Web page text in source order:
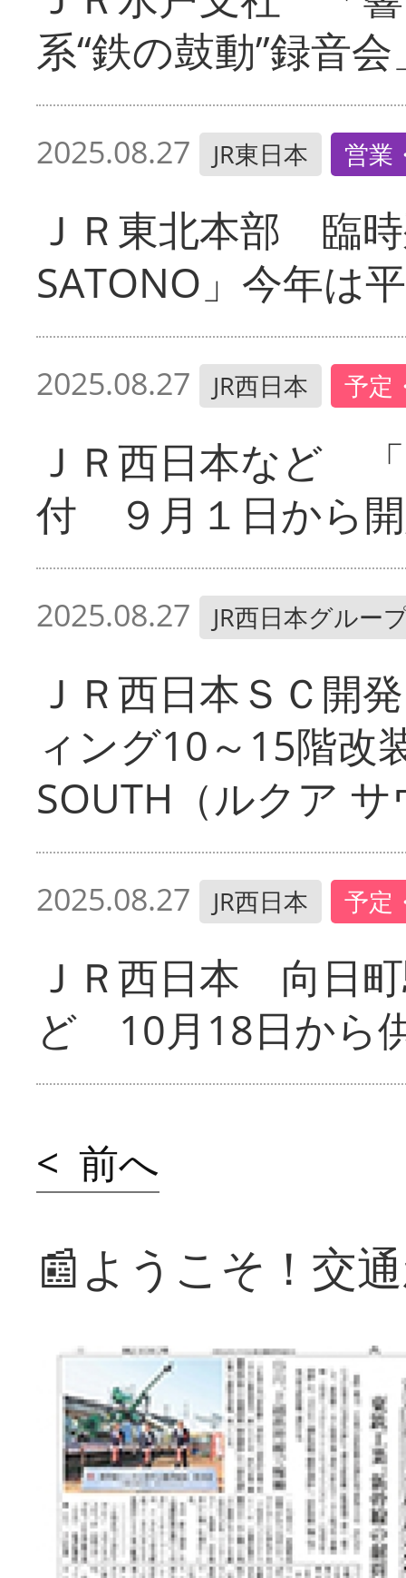
系“鉄の鼓動”録音会
2025.08.27 JR東日本 営業
ＪＲ東北本部 臨
SATONO」今年は
2025.08.27 JR西日本 予定
ＪＲ西日本など
付 ９月１日から
2025.08.27 JR西日本グルー
ＪＲ西日本ＳＣ開
ィング10～15階
SOUTH（ルクア
2025.08.27 JR西日本 予定
ＪＲ西日本 向日
ど 10月18日から
< 前へ
📰ようこそ！交